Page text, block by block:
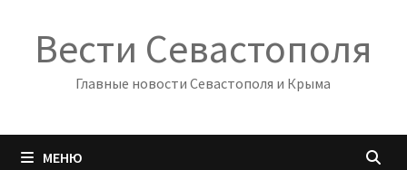
содержимому
Вести Севастополя
Главные новости Севастополя и Крыма
МЕНЮ